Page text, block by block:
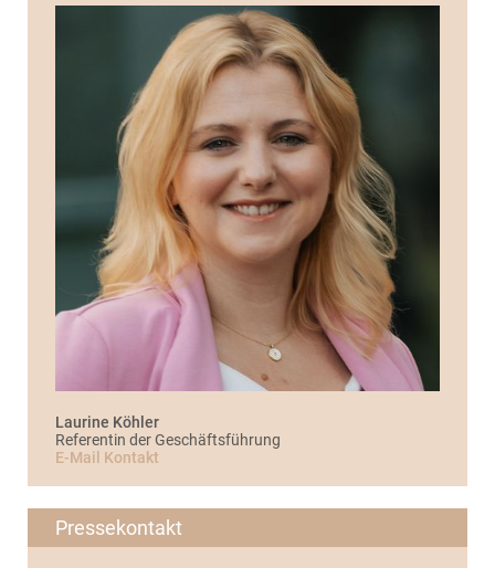
Laurine Köhler
Referentin der Geschäftsführung
E-Mail Kontakt
Pressekontakt